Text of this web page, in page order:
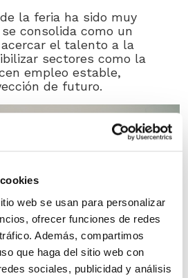
web se usan para personalizar
ofrecer funciones de redes
Además, compartimos
que haga del sitio web con
sociales, publicidad y análisis
la feria ha sido muy
consolida como un
el talento a la
sectores como la
empleo estable,
de futuro.